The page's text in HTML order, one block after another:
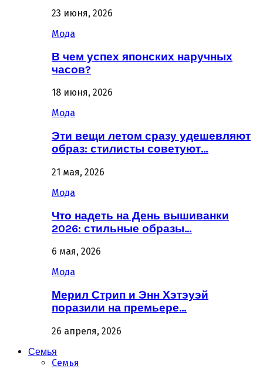
23 июня, 2026
Мода
В чем успех японских наручных
часов?
18 июня, 2026
Мода
Эти вещи летом сразу удешевляют
образ: стилисты советуют…
21 мая, 2026
Мода
Что надеть на День вышиванки
2026: стильные образы…
6 мая, 2026
Мода
Мерил Стрип и Энн Хэтэуэй
поразили на премьере…
26 апреля, 2026
Семья
Семья